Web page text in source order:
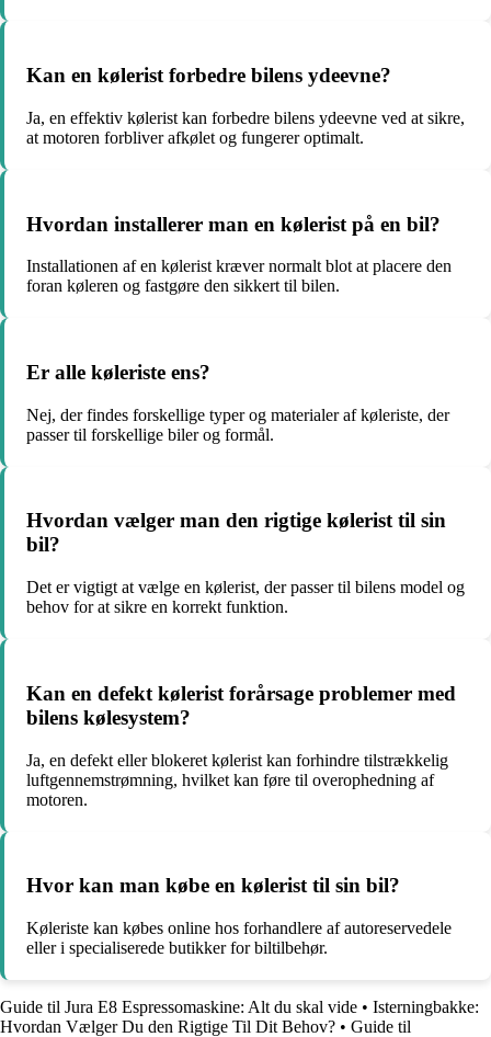
Kan en kølerist forbedre bilens ydeevne?
Ja, en effektiv kølerist kan forbedre bilens ydeevne ved at sikre,
at motoren forbliver afkølet og fungerer optimalt.
Hvordan installerer man en kølerist på en bil?
Installationen af en kølerist kræver normalt blot at placere den
foran køleren og fastgøre den sikkert til bilen.
Er alle køleriste ens?
Nej, der findes forskellige typer og materialer af køleriste, der
passer til forskellige biler og formål.
Hvordan vælger man den rigtige kølerist til sin
bil?
Det er vigtigt at vælge en kølerist, der passer til bilens model og
behov for at sikre en korrekt funktion.
Kan en defekt kølerist forårsage problemer med
bilens kølesystem?
Ja, en defekt eller blokeret kølerist kan forhindre tilstrækkelig
luftgennemstrømning, hvilket kan føre til overophedning af
motoren.
Hvor kan man købe en kølerist til sin bil?
Køleriste kan købes online hos forhandlere af autoreservedele
eller i specialiserede butikker for biltilbehør.
Guide til Jura E8 Espressomaskine: Alt du skal vide • Isterningbakke:
Hvordan Vælger Du den Rigtige Til Dit Behov? • Guide til